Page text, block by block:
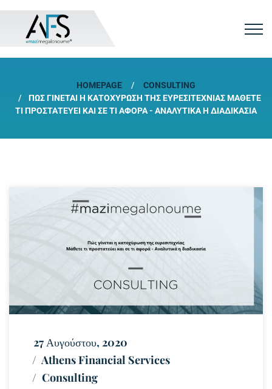
HOMEPAGE
CONSULTING
ΠΏΣ ΓΊΝΕΤΑΙ Η ΚΑΤΟΧΎΡΩΣΗ ΤΗΣ ΕΥΡΕΣΙΤΕΧΝΊΑΣ ΜΆΘΕΤΕ
ΤΙ ΠΡΟΣΤΑΤΕΎΕΙ ΚΑΙ ΣΕ ΤΙ ΑΦΟΡΆ - ΑΝΑΛΥΤΙΚΆ Η ΔΙΑΔΙΚΑΣΊΑ
27 Αυγούστου, 2020
Athens Financial Services
Consulting